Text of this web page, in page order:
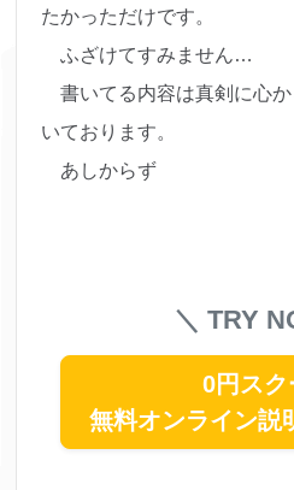
たかっただけです。
ふざけてすみません…
書いてる内容は真剣に心
いております。
あしからず
＼ TRY
0円スク
無料オンライン説